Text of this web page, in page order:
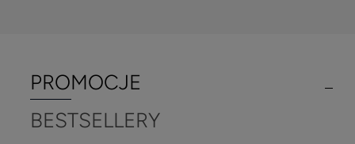
PROMOCJE
BESTSELLERY